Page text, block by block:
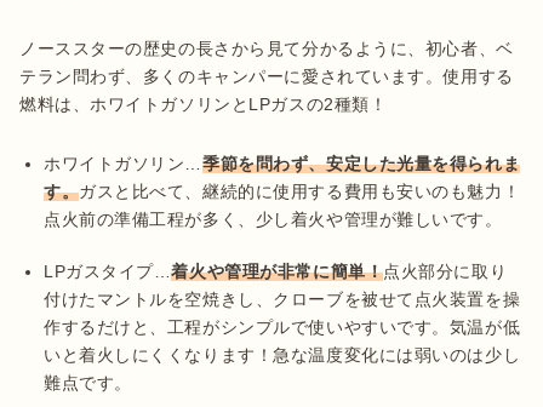
ノーススターの歴史の長さから見て分かるように、初心者、ベ
テラン問わず、多くのキャンパーに愛されています。使用する
燃料は、ホワイトガソリンとLPガスの2種類！
ホワイトガソリン…季節を問わず、安定した光量を得られま
す。ガスと比べて、継続的に使用する費用も安いのも魅力！
点火前の準備工程が多く、少し着火や管理が難しいです。
LPガスタイプ…着火や管理が非常に簡単！点火部分に取り
付けたマントルを空焼きし、クローブを被せて点火装置を操
作するだけと、工程がシンプルで使いやすいです。気温が低
いと着火しにくくなります！急な温度変化には弱いのは少し
難点です。